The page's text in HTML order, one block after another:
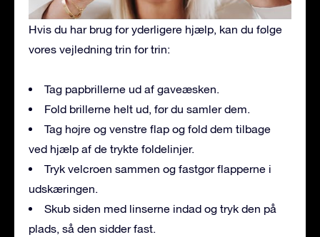
Hvis du har brug for yderligere hjælp, kan du følge
vores vejledning trin for trin:
Tag papbrillerne ud af gaveæsken.
Fold brillerne helt ud, før du samler dem.
Tag højre og venstre flap og fold dem tilbage
ved hjælp af de trykte foldelinjer.
Tryk velcroen sammen og fastgør flapperne i
udskæringen.
Skub siden med linserne indad og tryk den på
plads, så den sidder fast.